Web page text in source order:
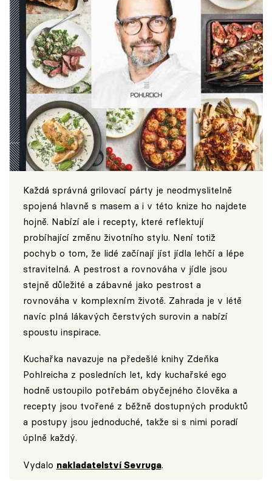
Každá správná grilovací párty je neodmyslitelně
spojená hlavně s masem a i v této knize ho najdete
hojně. Nabízí ale i recepty, které reflektují
probíhající změnu životního stylu. Není totiž
pochyb o tom, že lidé začínají jíst jídla lehčí a lépe
stravitelná. A pestrost a rovnováha v jídle jsou
stejně důležité a zábavné jako pestrost a
rovnováha v komplexním životě. Zahrada je v létě
navíc plná lákavých čerstvých surovin a nabízí
spoustu inspirace.
Kuchařka navazuje na předešlé knihy Zdeňka
Pohlreicha z posledních let, kdy kuchařské ego
hodně ustoupilo potřebám obyčejného člověka a
recepty jsou tvořené z běžně dostupných produktů
a postupy jsou jednoduché, takže si s nimi poradí
úplně každý.
Vydalo nakladatelství Sevruga.